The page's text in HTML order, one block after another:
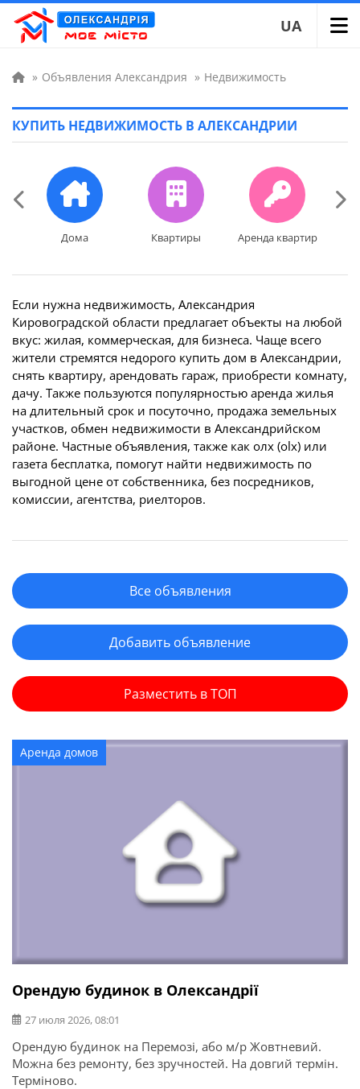
UA
» Объявления Александрия » Недвижимость
КУПИТЬ НЕДВИЖИМОСТЬ В АЛЕКСАНДРИИ
Дома
Дома Квартиры
Квартиры Аренда квартир
Аренда квартир
Если нужна недвижимость, Александрия
Кировоградской области предлагает объекты на любой
вкус: жилая, коммерческая, для бизнеса. Чаще всего
жители стремятся недорого купить дом в Александрии,
снять квартиру, арендовать гараж, приобрести комнату,
дачу. Также пользуются популярностью аренда жилья
на длительный срок и посуточно, продажа земельных
участков, обмен недвижимости в Александрийском
районе. Частные объявления, также как олх (olx) или
газета бесплатка, помогут найти недвижимость по
выгодной цене от собственника, без посредников,
комиссии, агентства, риелторов.
Все объявления
Добавить объявление
Разместить в ТОП
Аренда домов
Орендую будинок в Олександрії
27 июля 2026, 08:01
Орендую будинок на Перемозі, або м/р Жовтневий.
Можна без ремонту, без зручностей. На довгий термін.
Терміново.